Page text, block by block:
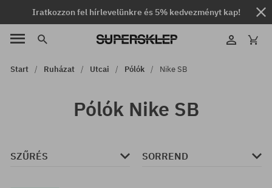
Iratkozzon fel hírlevelünkre és 5% kedvezményt kap!
Start Ruházat Utcai Pólók Nike SB
Pólók Nike SB
SZŰRÉS SORREND